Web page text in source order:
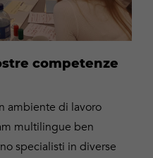
competenze
ambiente di lavoro
multilingue ben
specialisti in diverse